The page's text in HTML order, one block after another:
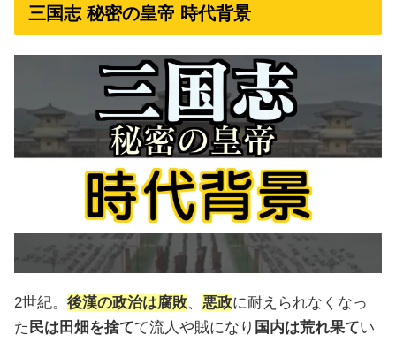
三国志 秘密の皇帝 時代背景
2世紀。 後漢の政治は腐敗、 悪政に耐えられなくなっ
た民は田畑を捨てて流人や賊になり 国内は荒れ果てい